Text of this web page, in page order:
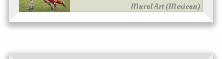
Mural Art (Mexican)